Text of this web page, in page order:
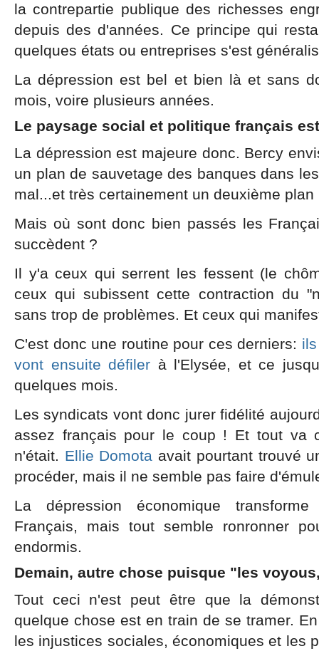
la contrepartie publique des richesses
depuis des d'années. Ce principe qui
quelques états ou entreprises s'est
La dépression est bel et bien là et sans
mois, voire plusieurs années.
Le paysage social et politique français
La dépression est majeure donc. Bercy
un plan de sauvetage des banques dans
mal...et très certainement un deuxième
Mais où sont donc bien passés les
succèdent ?
Il y'a ceux qui serrent les fessent (le
ceux qui subissent cette contraction du
sans trop de problèmes. Et ceux qui
C'est donc une routine pour ces derniers:
vont ensuite défiler à l'Elysée, et ce
quelques mois.
Les syndicats vont donc jurer fidélité
assez français pour le coup ! Et tout va
n'était. Ellie Domota avait pourtant trouvé
procéder, mais il ne semble pas faire
La dépression économique
Français, mais tout semble ronronner
endormis.
Demain, autre chose puisque "les
Tout ceci n'est peut être que la
quelque chose est en train de se tramer.
les injustices sociales, économiques et les